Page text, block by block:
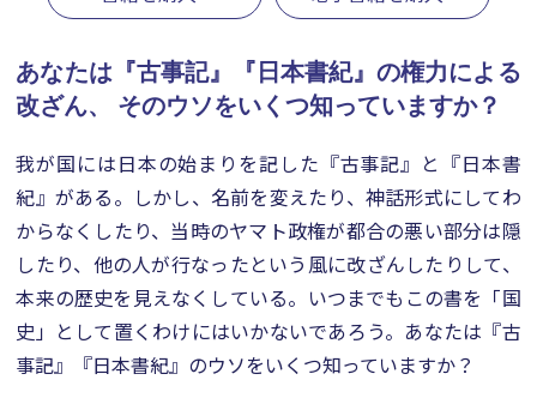
あなたは『古事記』『日本書紀』の権力による
改ざん、
そのウソをいくつ知っていますか？
我が国には日本の始まりを記した『古事記』と『日本書
紀』がある。しかし、名前を変えたり、神話形式にしてわ
からなくしたり、当時のヤマト政権が都合の悪い部分は隠
したり、他の人が行なったという風に改ざんしたりして、
本来の歴史を見えなくしている。いつまでもこの書を「国
史」として置くわけにはいかないであろう。あなたは『古
事記』『日本書紀』のウソをいくつ知っていますか？